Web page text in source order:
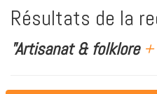
Résultats de la
"Artisanat & folklore +